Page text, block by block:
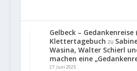
Gelbeck – Gedankenreise
Klettertagebuch zu
Wasina, Walter Schierl
machen eine
27. Juni 2025